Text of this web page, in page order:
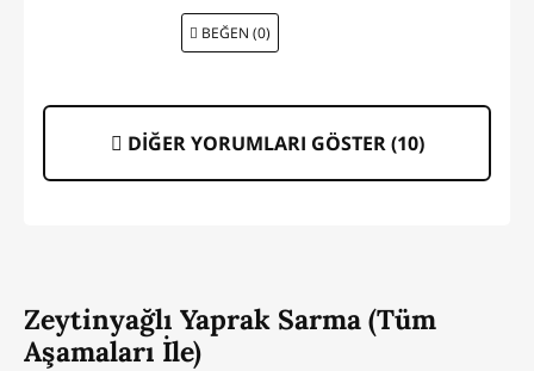
BEĞEN (0)
DİĞER YORUMLARI GÖSTER (10)
Zeytinyağlı Yaprak Sarma (Tüm
Aşamaları İle)